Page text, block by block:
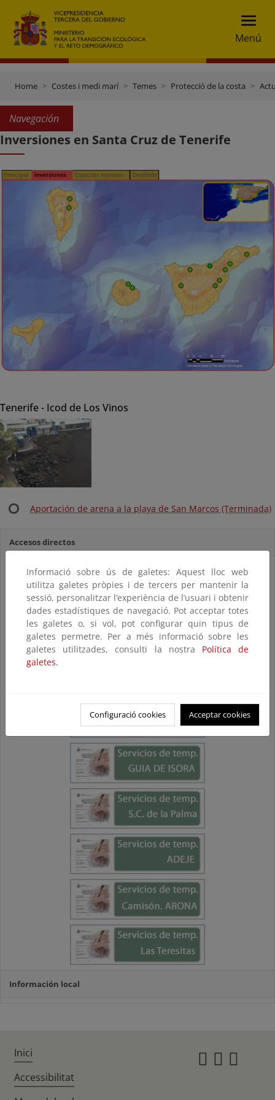
Menú
Home Costes i medi marí Temes Protecció de la costa
Navegación
Inversiones en Santa Cruz de Tenerife
Tenerife - Icod de Los Vinos
Aportación de arena a la playa de San Marcos (Terminada)
Accesos directos
Información local
Informació sobre ús de galetes: Aquest lloc web
utilitza galetes pròpies i de tercers per mantenir la
sessió, personalitzar l’experiència de l’usuari i obtenir
dades estadístiques de navegació. Pot acceptar totes
les galetes o, si vol, pot configurar quin tipus de
galetes permetre. Per a més informació sobre les
galetes utilitzades, consulti la nostra Política de
galetes.
Configuració cookies Acceptar cookies
Inici
Accessibilitat